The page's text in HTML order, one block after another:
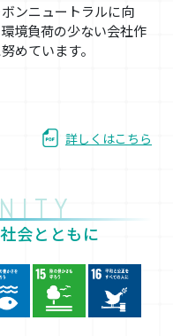
ンニュートラルに向
境負荷の少ない会社作
めています。
詳しくはこちら
会とともに